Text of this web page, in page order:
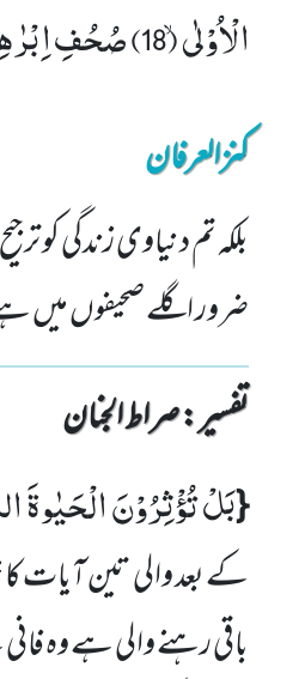
الْاُوْلٰىۙ (18) صُحُفِ اِبْرٰهِیْمَ وَ مُوْسٰى۠ (19)
کنزالعرفان
بلکہ تم دنیاوی زندگی
ضرور اگلے صحیفوں میں
تفسیر : ‎صراط الجنان
{بَلْ تُؤْثِرُوْنَ الْحَیٰوةَ
کے بعد والی تین آیات
باقی رہنے والی ہے وہ